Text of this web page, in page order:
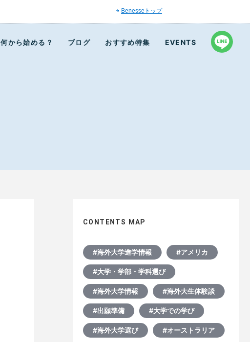
Benesseトップ
何から始める？ ブログ おすすめ特集 EVENTS
CONTENTS MAP
#海外大学進学情報 #アメリカ
#大学・学部・学科選び
#海外大学情報 #海外大生体験談
#出願準備 #大学での学び
#海外大学選び #オーストラリア